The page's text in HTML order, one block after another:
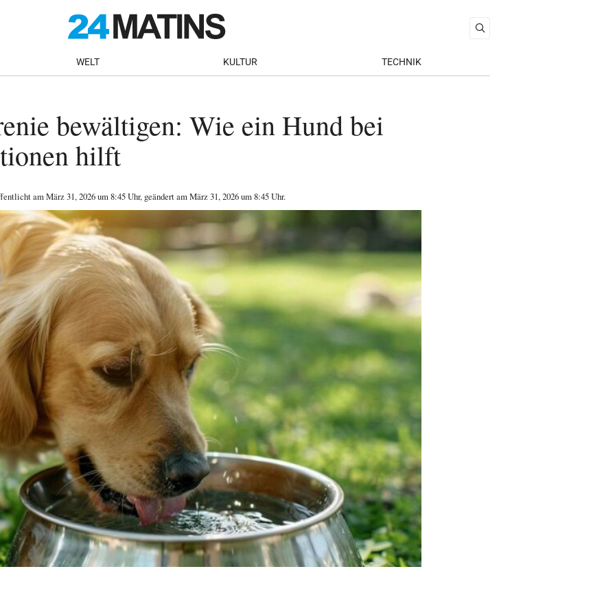
WELT KULTUR TECHNIK
bewältigen: Wie ein Hund bei
hilft
amMärz 31, 2026um 8:45 Uhr, geändert am März 31, 2026 um 8:45 Uhr.